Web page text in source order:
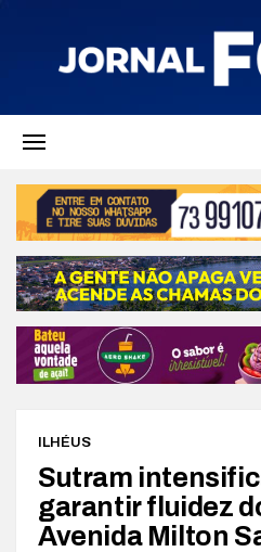
ILHÉUS
Sutram
garantir fluidez
Avenida Milton